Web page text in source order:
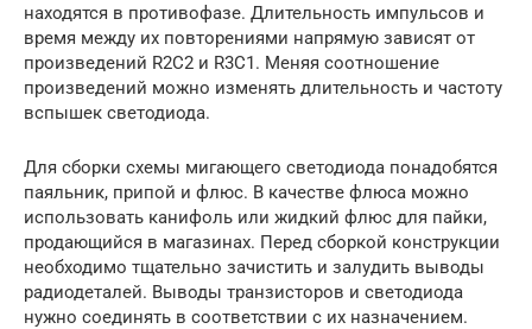
находятся в противофазе. Длительность импульсов и
время между их повторениями напрямую зависят от
произведений R2C2 и R3C1. Меняя соотношение
произведений можно изменять длительность и частоту
вспышек светодиода.
Для сборки схемы мигающего светодиода понадобятся
паяльник, припой и флюс. В качестве флюса можно
использовать канифоль или жидкий флюс для пайки,
продающийся в магазинах. Перед сборкой конструкции
необходимо тщательно зачистить и залудить выводы
радиодеталей. Выводы транзисторов и светодиода
нужно соединять в соответствии с их назначением.